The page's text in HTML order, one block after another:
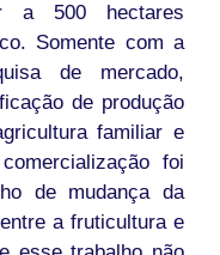
a 500 hectares
Somente com a
de mercado,
de produção
familiar e
foi
de mudança da
a fruticultura e